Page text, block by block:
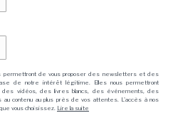
permettront de vous proposer des newsletters et des
de notre intérêt légitime. Elles nous permettront
vidéos, des livres blancs, des événements, des
contenu au plus près de vos attentes. L'accès à nos
vous choisissez. Lire la suite